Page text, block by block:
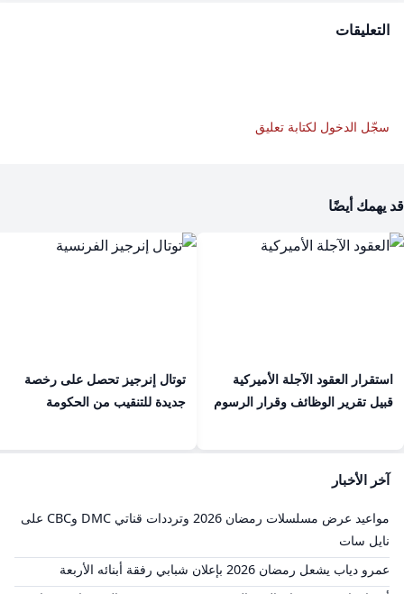
التعليقات
سجّل الدخول لكتابة تعليق
قد يهمك أيضًا
استقرار العقود الآجلة الأميركية
قبيل تقرير الوظائف وقرار الرسوم
توتال إنرجيز تحصل على رخصة
جديدة للتنقيب من الحكومة
آخر الأخبار
مواعيد عرض مسلسلات رمضان 2026 وترددات قناتي DMC وCBC على
نايل سات
عمرو دياب يشعل رمضان 2026 بإعلان شبابي رفقة أبنائه الأربعة